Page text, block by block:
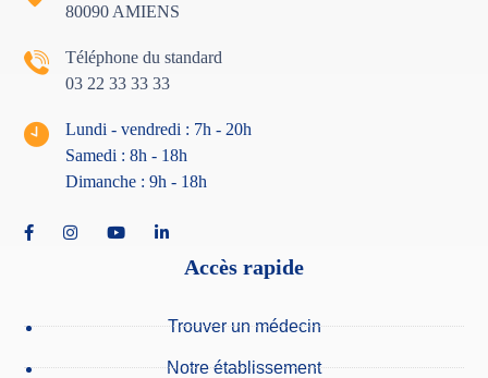
80090 AMIENS
Téléphone du standard
03 22 33 33 33
Lundi - vendredi : 7h - 20h
Samedi : 8h - 18h
Dimanche : 9h - 18h
Accès rapide
Trouver un médecin
Notre établissement